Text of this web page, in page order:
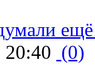
ещё
20:40 (0)